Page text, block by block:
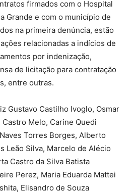
firmados com o Hospital
Grande e com o município de
na primeira denúncia, estão
relacionadas a indícios de
por indenização,
de licitação para contratação
entre outras.
Gustavo Castilho Ivoglo, Osmar
Melo, Carine Quedi
Torres Borges, Alberto
Leão Silva, Marcelo de Alécio
Castro da Silva Batista
Perez, Maria Eduarda Mattei
Elisandro de Souza